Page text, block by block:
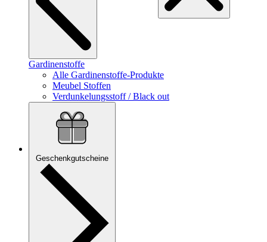
Gardinenstoffe
Alle Gardinenstoffe-Produkte
Meubel Stoffen
Verdunkelungsstoff / Black out
Geschenkgutscheine